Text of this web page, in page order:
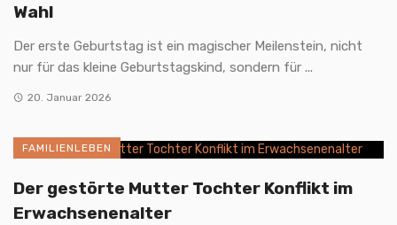
Wahl
Der erste Geburtstag ist ein magischer Meilenstein, nicht
nur für das kleine Geburtstagskind, sondern für ...
20. Januar 2026
FAMILIENLEBEN
Der gestörte Mutter Tochter Konflikt im
Erwachsenenalter